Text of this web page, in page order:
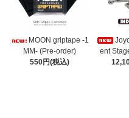
MOON griptape -1
MM- (Pre-order)
550円(税込)
ent